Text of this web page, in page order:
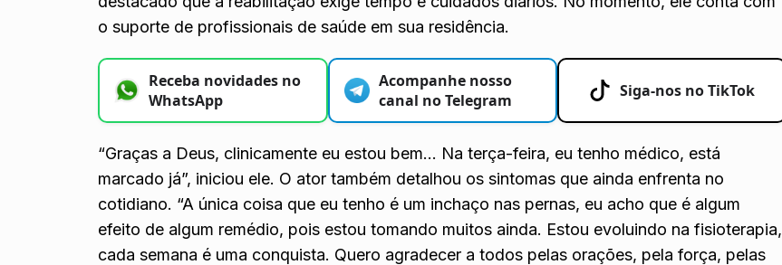
o suporte de profissionais de saúde em sua residência.
Receba novidades no
WhatsApp
Acompanhe nosso
canal no Telegram
Siga-nos no TikTok
“Graças a Deus, clinicamente eu estou bem… Na terça-feira, eu tenho médico, está
marcado já”, iniciou ele. O ator também detalhou os sintomas que ainda enfrenta no
cotidiano. “A única coisa que eu tenho é um inchaço nas pernas, eu acho que é algum
efeito de algum remédio, pois estou tomando muitos ainda. Estou evoluindo na fisioterapia,
cada semana é uma conquista. Quero agradecer a todos pelas orações, pela força, pelas